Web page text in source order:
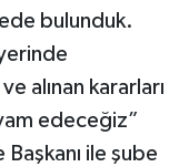
bulunduk.
alınan kararları
edeceğiz”
ile şube